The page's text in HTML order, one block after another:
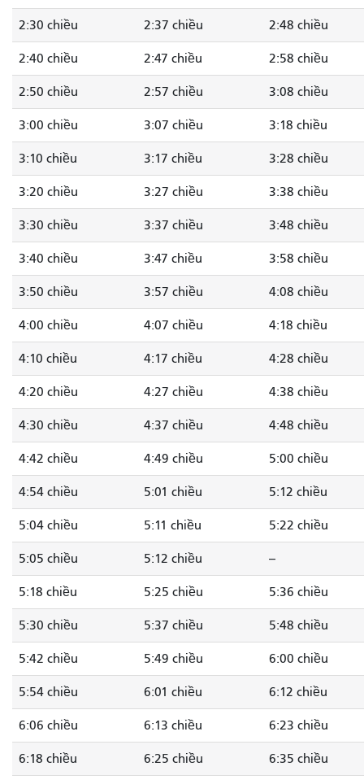
2:30 chiều 2:37 chiều 2:48 chiều
2:40 chiều 2:47 chiều 2:58 chiều
2:50 chiều 2:57 chiều 3:08 chiều
3:00 chiều 3:07 chiều 3:18 chiều
3:10 chiều 3:17 chiều 3:28 chiều
3:20 chiều 3:27 chiều 3:38 chiều
3:30 chiều 3:37 chiều 3:48 chiều
3:40 chiều 3:47 chiều 3:58 chiều
3:50 chiều 3:57 chiều 4:08 chiều
4:00 chiều 4:07 chiều 4:18 chiều
4:10 chiều 4:17 chiều 4:28 chiều
4:20 chiều 4:27 chiều 4:38 chiều
4:30 chiều 4:37 chiều 4:48 chiều
4:42 chiều 4:49 chiều 5:00 chiều
4:54 chiều 5:01 chiều 5:12 chiều
5:04 chiều 5:11 chiều 5:22 chiều
5:05 chiều 5:12 chiều --
5:18 chiều 5:25 chiều 5:36 chiều
5:30 chiều 5:37 chiều 5:48 chiều
5:42 chiều 5:49 chiều 6:00 chiều
5:54 chiều 6:01 chiều 6:12 chiều
6:06 chiều 6:13 chiều 6:23 chiều
6:18 chiều 6:25 chiều 6:35 chiều